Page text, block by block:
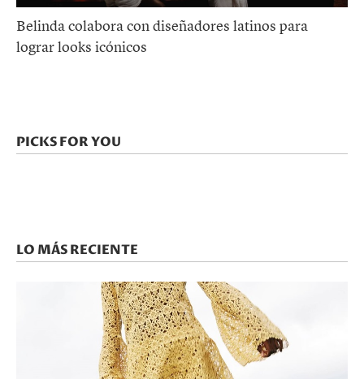
Belinda colabora con diseñadores latinos para
lograr looks icónicos
PICKS FOR YOU
LO MÁS RECIENTE